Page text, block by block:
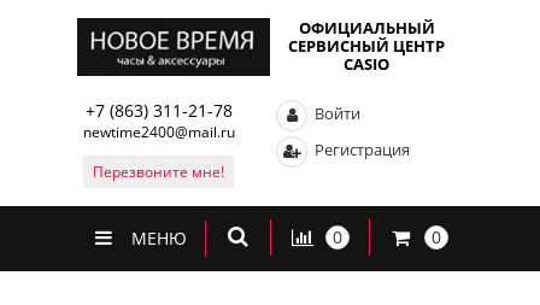
ОФИЦИАЛЬНЫЙ
СЕРВИСНЫЙ ЦЕНТР
CASIO
+7 (863) 311-21-78
newtime2400@mail.ru
Перезвоните мне!
Войти
Регистрация
МЕНЮ 0 0